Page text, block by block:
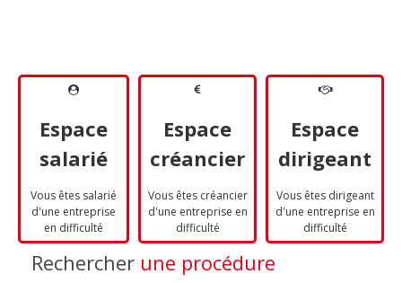
Espace
salarié
Vous êtes salarié
d'une entreprise
en difficulté
Espace
créancier
Vous êtes créancier
d'une entreprise en
difficulté
Espace
dirigeant
Vous êtes dirigeant
d'une entreprise en
difficulté
Rechercher une procédure